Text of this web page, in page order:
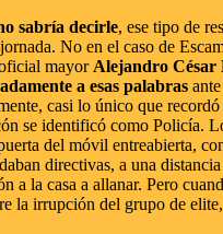
sabría decirle, ese tipo de
No en el caso de
mayor Alejandro César
a esas palabras
casi lo único que
se identificó como Policía.
del móvil entreabierta,
directivas, a una
a la casa a allanar. Pero
la irrupción del grupo de